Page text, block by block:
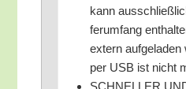
kann
fer­um­fang
extern auf­ge­la­den
per USB ist nicht